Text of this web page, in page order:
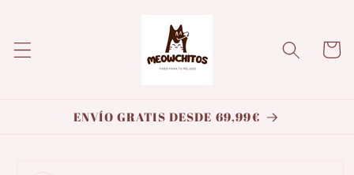
Carrito
ENVÍO GRATIS DESDE 69,99€